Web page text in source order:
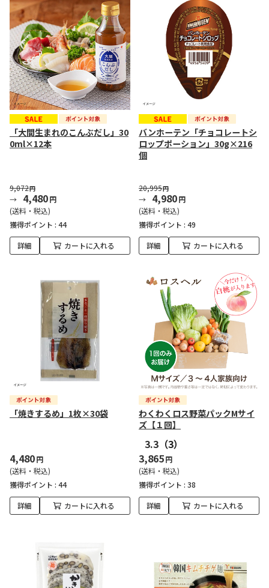
「大間生まれのこんぶだし」30
0ml×12本
9,072円
4,480円
(送料・税込)
獲得ポイント : 44
詳細 カートに入れる
バンホーテン「チョコレートシ
ロップポーション」30g×216
個
20,995円
4,980円
(送料・税込)
獲得ポイント : 49
詳細 カートに入れる
「焼きするめ」1枚×30袋
4,480円
(送料・税込)
獲得ポイント : 44
詳細 カートに入れる
わくわくロス野菜パックMサイ
ズ【１回】
3.3 （3）
3,865円
(送料・税込)
獲得ポイント : 38
詳細 カートに入れる